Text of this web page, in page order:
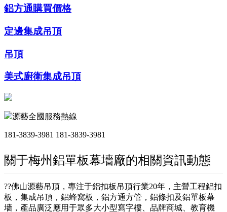
鋁方通購買價格
定邊集成吊頂
吊頂
美式廚衛集成吊頂
源藝全國服務熱線
181-3839-3981 181-3839-3981
關于梅州鋁單板幕墻廠的相關資訊動態
??佛山源藝吊頂，專注于鋁扣板吊頂行業20年，主營工程鋁扣
板，集成吊頂，鋁蜂窩板，鋁方通方管，鋁條扣及鋁單板幕
墻，產品廣泛應用于眾多大小型寫字樓、品牌商城、教育機